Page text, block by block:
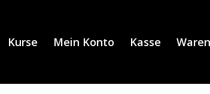
Kurse Mein Konto Kasse